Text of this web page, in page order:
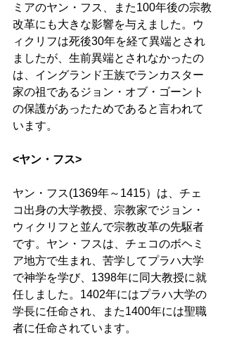
ミアのヤン・フス、また100年後の宗教
改革にも大きな影響を与えました。ウ
ィクリフは死後30年を経て異端とされ
ましたが、生前異端とされなかったの
は、イングランド王族でランカスター
家の祖であるジョン・オブ・ゴーント
の保護があったためであると言われて
います。
<ヤン・フス>
ヤン・フス(1369年～1415）は、チェ
コ出身の大学教授、宗教家でジョン・
ウィクリフと並んで宗教改革の先駆者
です。ヤン・フスは、チェコのボヘミ
ア地方で生まれ、苦学してプラハ大学
で神学を学び、1398年に同大教授に就
任しました。1402年にはプラハ大学の
学長に任命され、また1400年には聖職
者に任命されています。